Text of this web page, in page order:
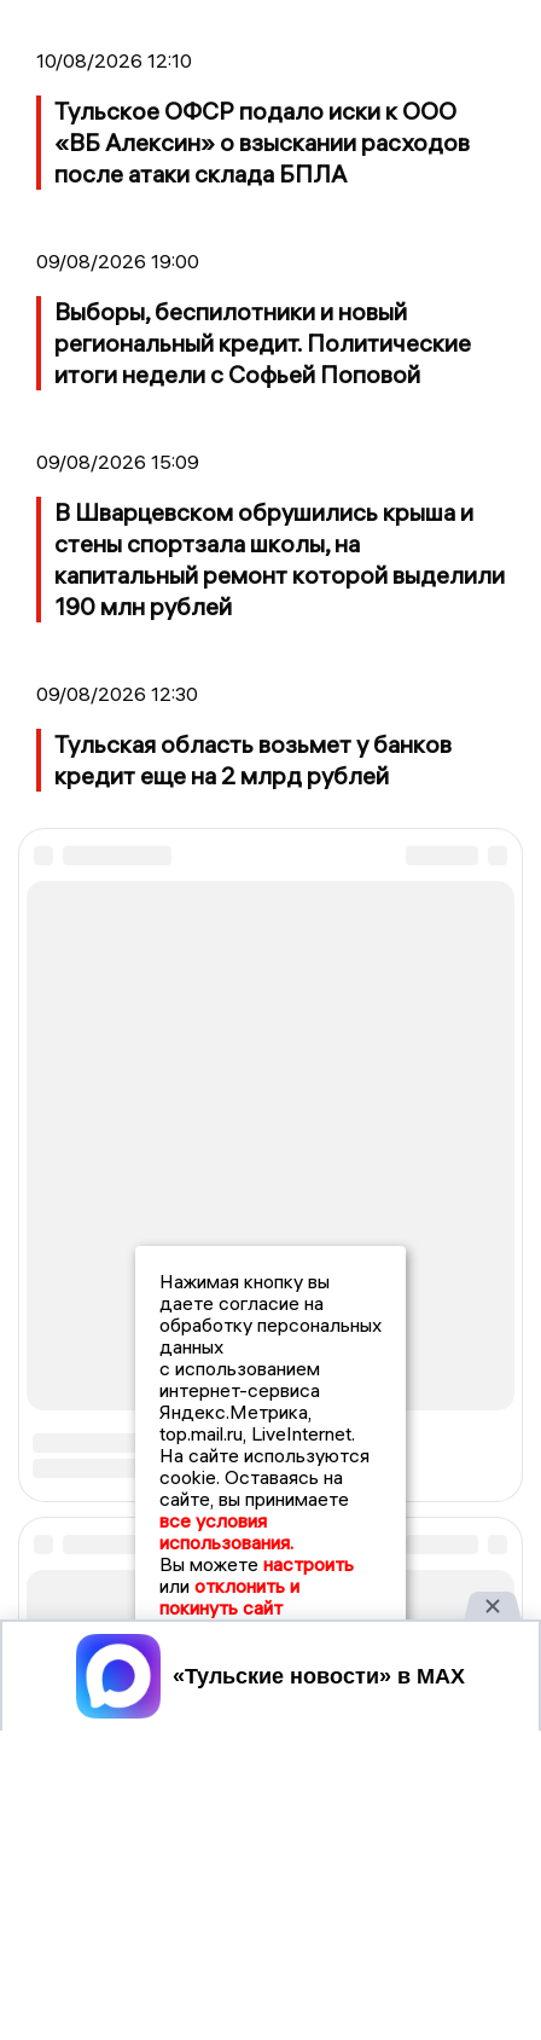
10/08/2026 12:10
Тульское ОФСР подало иски к ООО
«ВБ Алексин» о взыскании расходов
после атаки склада БПЛА
09/08/2026 19:00
Выборы, беспилотники и новый
региональный кредит. Политические
итоги недели с Софьей Поповой
09/08/2026 15:09
В Шварцевском обрушились крыша и
стены спортзала школы, на
капитальный ремонт которой выделили
190 млн рублей
09/08/2026 12:30
Тульская область возьмет у банков
кредит еще на 2 млрд рублей
Нажимая кнопку вы
даете согласие на
обработку персональных
данных
с использованием
интернет-сервиса
Яндекс.Метрика,
top.mail.ru, LiveInternet.
На сайте используются
cookie. Оставаясь на
сайте, вы принимаете
все условия
использования.
Вы можете настроить
или отклонить и
покинуть сайт
Принять